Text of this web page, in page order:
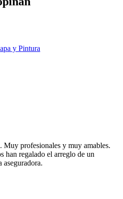
y Pintura
Muy profesionales y muy amables.
han regalado el arreglo de un
aseguradora.